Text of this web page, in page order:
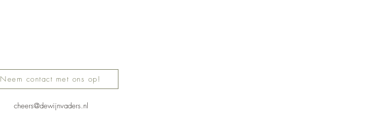
Neem contact met ons op!
cheers@dewijnvaders.nl